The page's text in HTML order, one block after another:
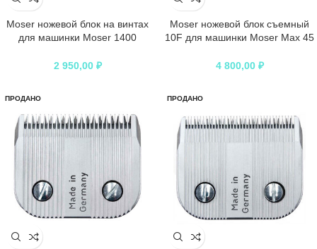
Moser ножевой блок на винтах
для машинки Moser 1400
шаг 1,6 мм)
2 950,00 ₽
Moser ножевой блок съемный
10F для машинки Moser Max 45
шаг 1,63 мм)
4 800,00 ₽
ПРОДАНО ПРОДАНО